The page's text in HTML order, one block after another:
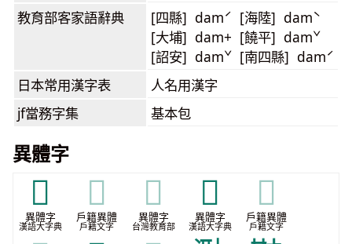
教育部客家語辭典
[四縣] damˊ [海陸] damˋ
[大埔] dam+ [饒平] damˇ
[詔安] damˇ [南四縣] damˊ
日本常用漢字表 人名用漢字
jf當務字集 基本包
異體字
𤯉
異體字
漢語大字典
𤯉
戶籍異體
戶籍文字
𤯉
異體字
台灣教育部
𦕍
異體字
漢語大字典
𦕍
戶籍異體
戶籍文字